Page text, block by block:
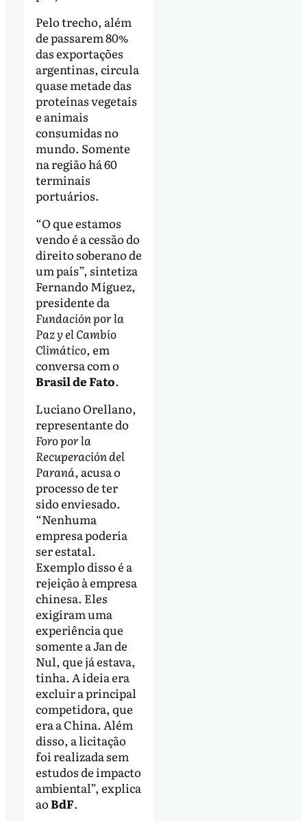
Pelo trecho, além
de passarem 80%
das exportações
argentinas, circula
quase metade das
proteínas vegetais
e animais
consumidas no
mundo. Somente
na região há 60
terminais
portuários.
“O que estamos
vendo é a cessão do
direito soberano de
um país”, sintetiza
Fernando Míguez,
presidente da
Fundación por la
Paz y el Cambio
Climático, em
conversa com o
Brasil de Fato.
Luciano Orellano,
representante do
Foro por la
Recuperación del
Paraná, acusa o
processo de ter
sido enviesado.
“Nenhuma
empresa poderia
ser estatal.
Exemplo disso é a
rejeição à empresa
chinesa. Eles
exigiram uma
experiência que
somente a Jan de
Nul, que já estava,
tinha. A ideia era
excluir a principal
competidora, que
era a China. Além
disso, a licitação
foi realizada sem
estudos de impacto
ambiental”, explica
aoBdF.